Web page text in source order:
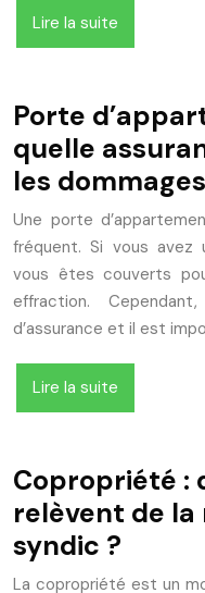
Lire la suite
Porte
quelle
les
Une porte
fréquent. Si vous avez
vous êtes couverts
effraction.
d’assurance et il est
Lire la suite
Copropriété :
relèvent de
syndic ?
La copropriété est un